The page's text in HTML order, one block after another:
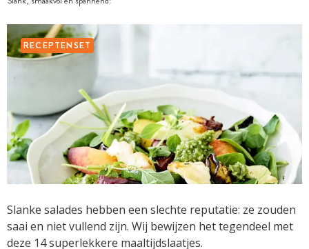
RECEPTENSET
Slanke salades hebben een slechte reputatie: ze zouden
saai en niet vullend zijn. Wij bewijzen het tegendeel met
deze 14 superlekkere maaltijdslaatjes.